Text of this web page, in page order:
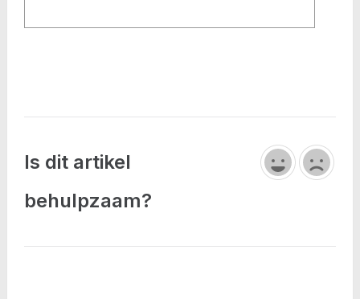
Is dit artikel
behulpzaam?